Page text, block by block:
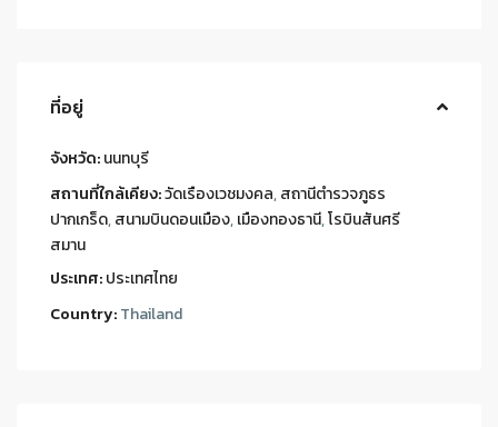
ที่อยู่
จังหวัด:นนทบุรี
สถานที่ใกล้เคียง:วัดเรืองเวชมงคล,สถานีตำรวจภูธร
ปากเกร็ด,สนามบินดอนเมือง,เมืองทองธานี,โรบินสันศรี
สมาน
ประเทศ:ประเทศไทย
Country:Thailand